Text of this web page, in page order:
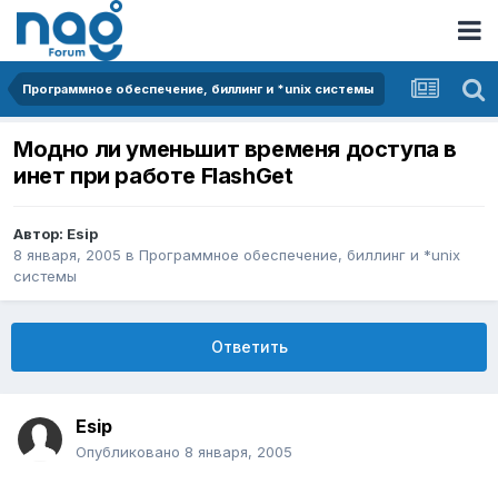
Программное обеспечение, биллинг и *unix системы
Модно ли уменьшит временя доступа в
инет при работе FlashGet
Автор: Esip
8 января, 2005 в Программное обеспечение, биллинг и *unix
системы
Ответить
Esip
Опубликовано 8 января, 2005